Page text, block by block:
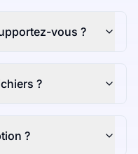
vous ?
?
?